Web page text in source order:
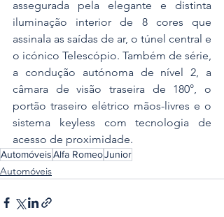
assegurada pela elegante e distinta
iluminação interior de 8 cores que
assinala as saídas de ar, o túnel central e
o icónico Telescópio. Também de série,
a condução autónoma de nível 2, a
câmara de visão traseira de 180°, o
portão traseiro elétrico mãos-livres e o
sistema keyless com tecnologia de
acesso de proximidade.
AutomóveisAlfa RomeoJunior
Automóveis